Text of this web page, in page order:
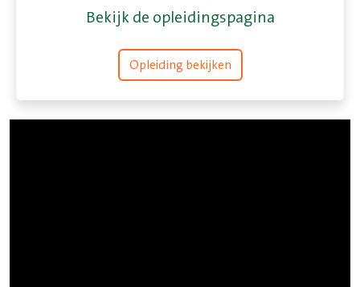
Bekijk de opleidingspagina
Opleiding bekijken